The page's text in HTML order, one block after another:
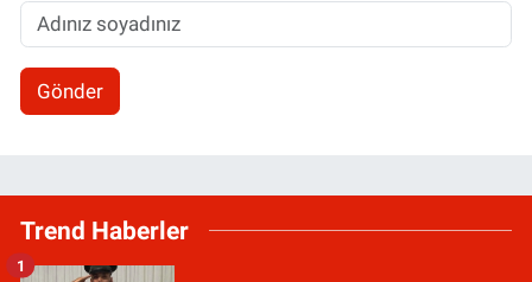
Gönder
Trend Haberler
1